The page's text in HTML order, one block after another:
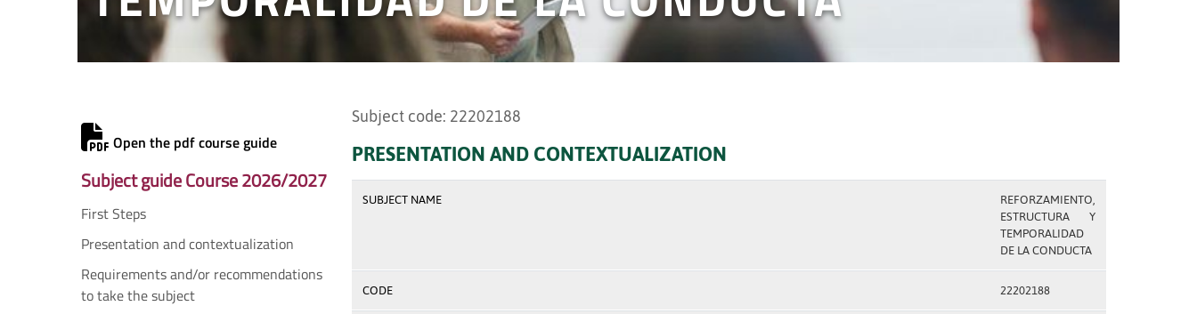
Open the pdf course guide
Subject guide Course 2026/2027
First Steps
Presentation and contextualization
Requirements and/or recommendations
to take the subject
Subject code: 22202188
PRESENTATION AND CONTEXTUALIZATION
SUBJECT NAME
REFORZAMIENTO,
ESTRUCTURA Y
TEMPORALIDAD
DE LA CONDUCTA
CODE 22202188